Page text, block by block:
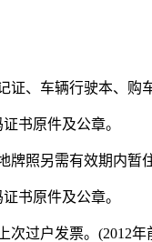
证、车辆行驶本、
书原件及公章。
牌照另需有效期内
书原件及公章。
次过户发票。(2012